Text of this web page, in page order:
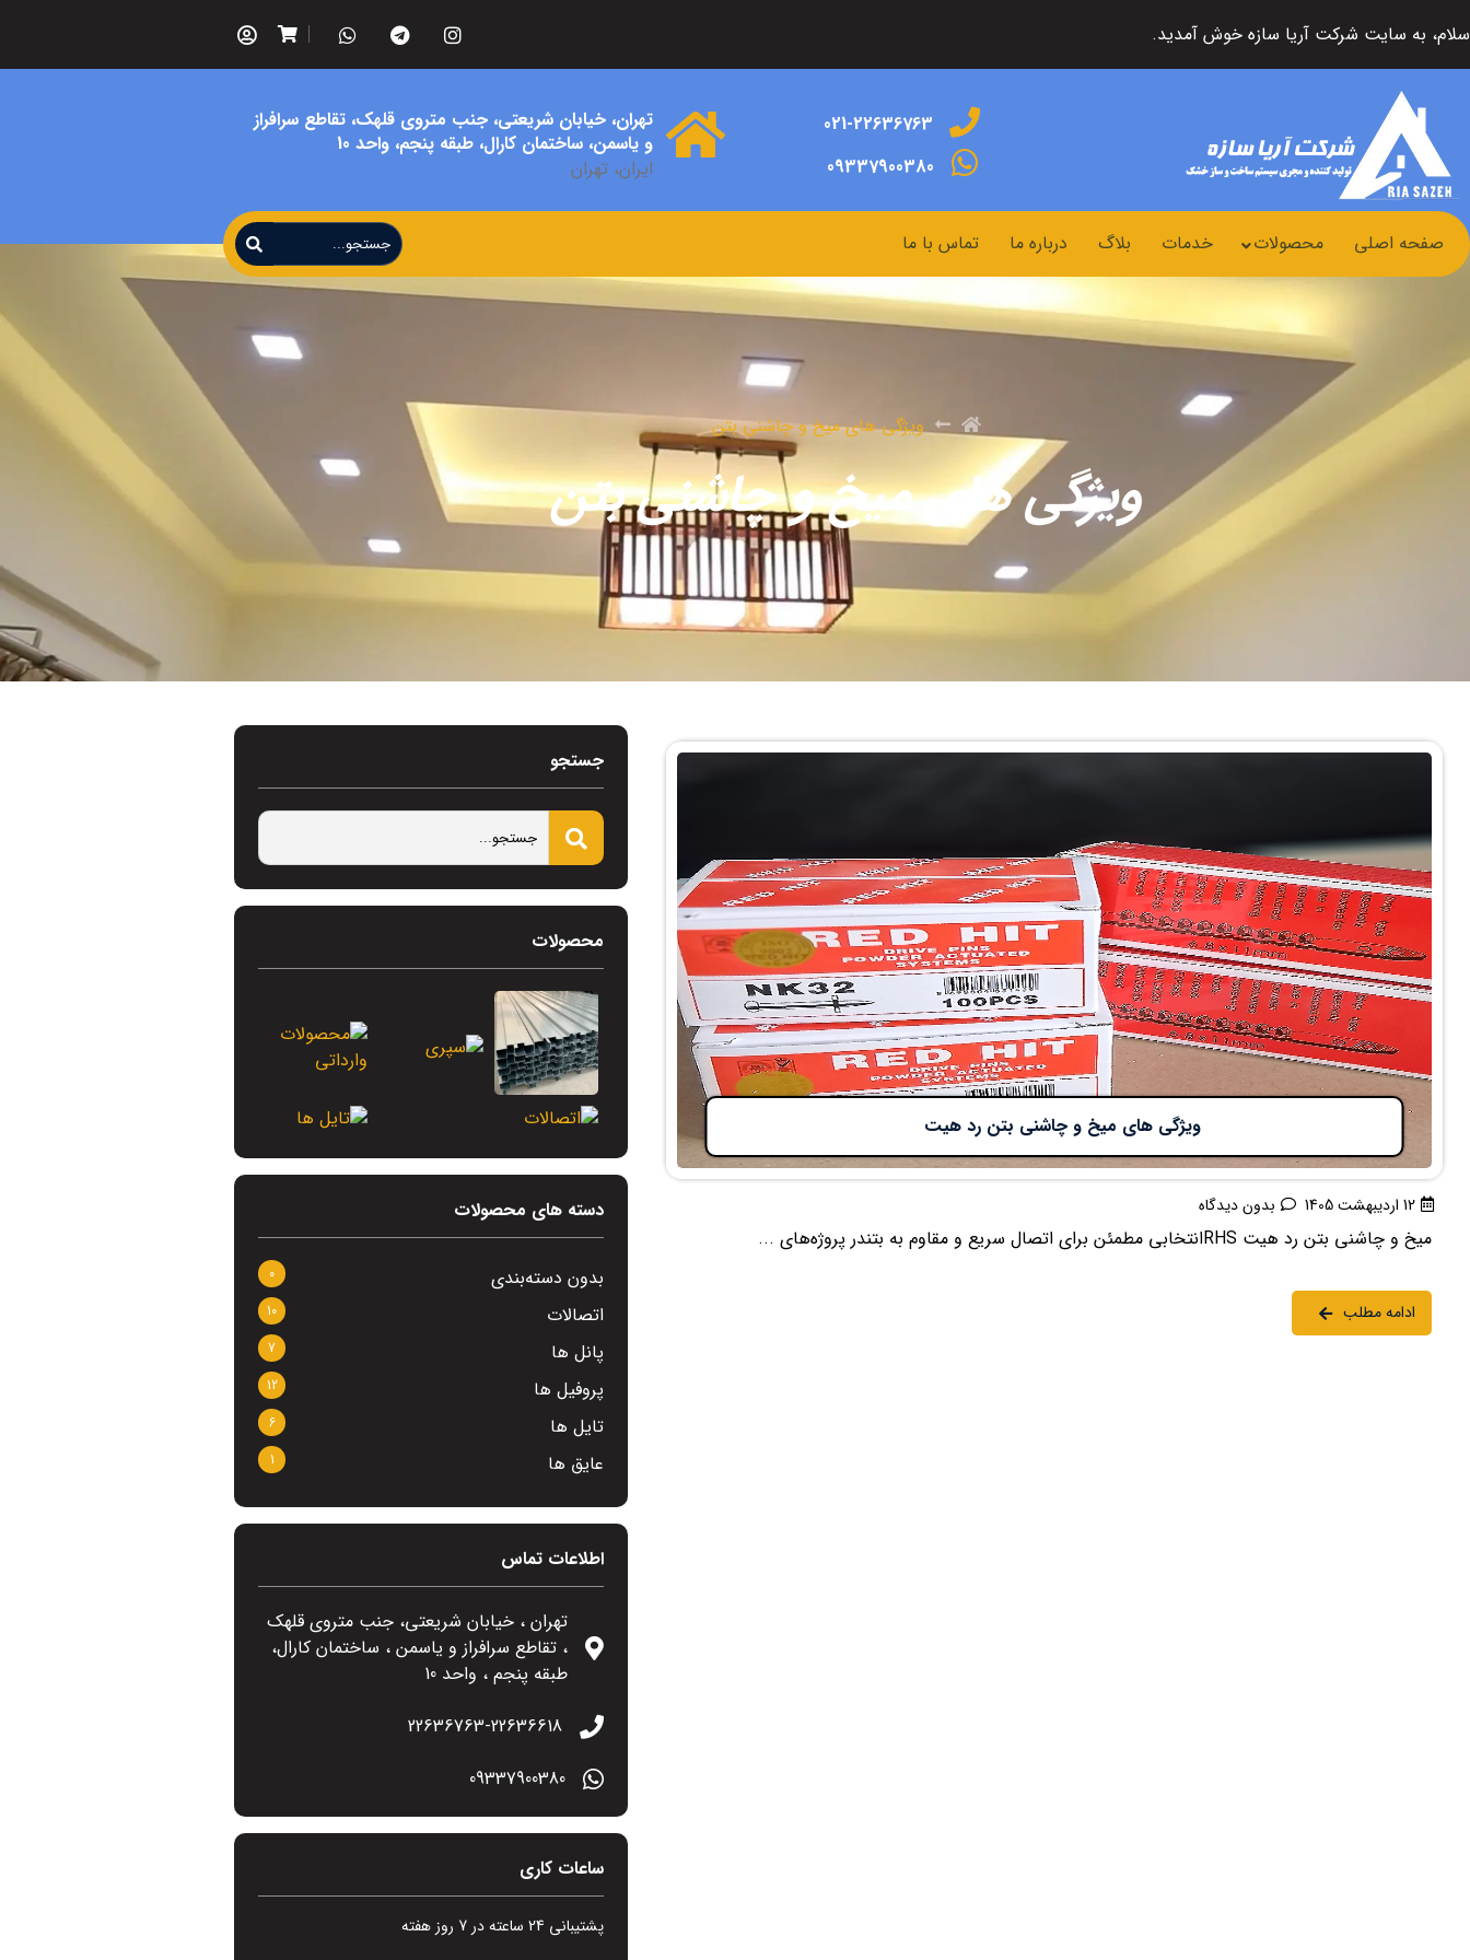
سلام، به سایت شرکت آریا سازه خوش آمدید.
021-22636763
09337900380
تهران، خیابان شریعتی، جنب متروی قلهک، تقاطع سرافراز
و یاسمن، ساختمان کارال، طبقه پنجم، واحد 10
ایران، تهران
صفحه اصلی محصولات خدمات بلاگ درباره ما تماس با ما
ویژگی های میخ و چاشنی بتن
ویژگی های میخ و چاشنی بتن
ویژگی های میخ و چاشنی بتن رد هیت
12 اردیبهشت 1405 بدون دیدگاه
میخ و چاشنی بتن رد هیت RHSانتخابی مطمئن برای اتصال سریع و مقاوم به بتندر پروژه‌های ...
ادامه مطلب
جستجو
محصولات
دسته های محصولات
بدون دسته‌بندی 0
اتصالات 10
پانل ها 7
پروفیل ها 12
تایل ها 6
عایق ها 1
اطلاعات تماس
تهران ، خیابان شریعتی، جنب متروی قلهک
، تقاطع سرافراز و یاسمن ، ساختمان کارال،
طبقه پنجم ، واحد 10
22636763-22636618
09337900380
ساعات کاری
پشتیبانی 24 ساعته در 7 روز هفته